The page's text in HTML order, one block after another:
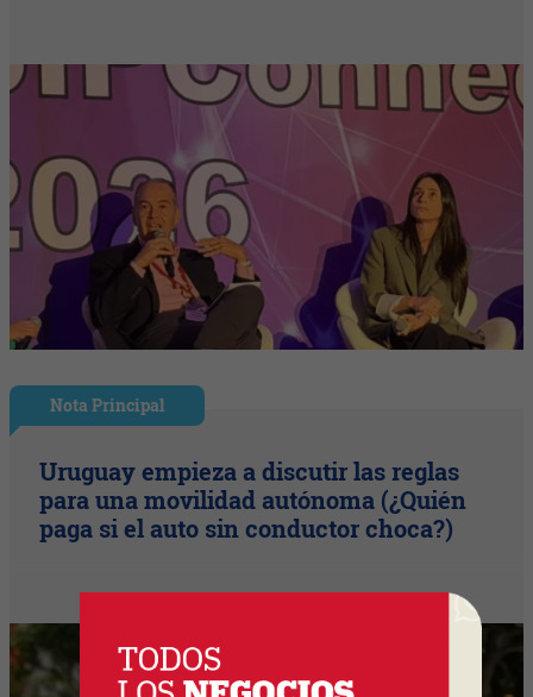
Nota Principal
Uruguay empieza a discutir las reglas
para una movilidad autónoma (¿Quién
paga si el auto sin conductor choca?)